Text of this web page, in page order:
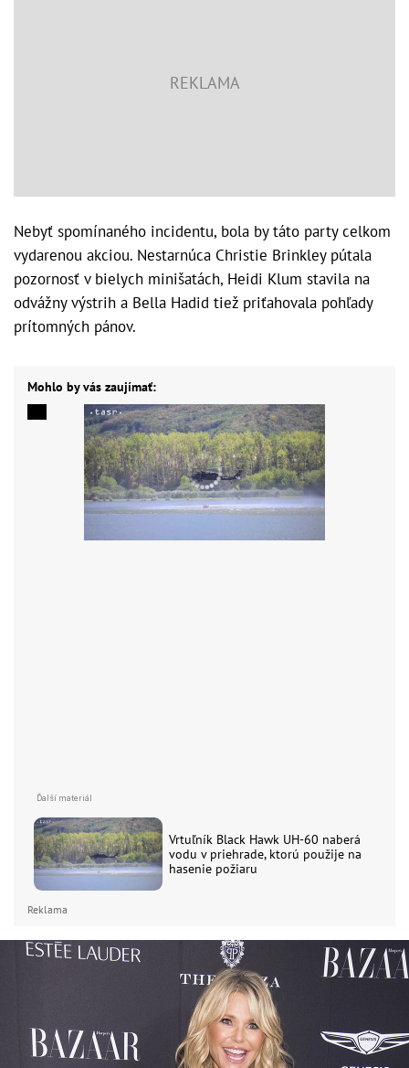
Nebyť spomínaného incidentu, bola by táto party celkom
vydarenou akciou. Nestarnúca Christie Brinkley pútala
pozornosť v bielych minišatách, Heidi Klum stavila na
odvážny výstrih a Bella Hadid tiež priťahovala pohľady
prítomných pánov.
Mohlo by vás zaujímať:
Vrtuľník Black Hawk UH-60 naberá
vodu v priehrade, ktorú použije na
hasenie požiaru
Reklama